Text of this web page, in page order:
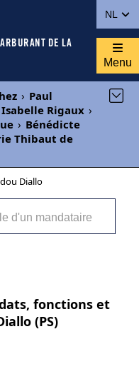
NL
DE LA
Menu
› Paul
Isabelle Rigaux ›
› Bénédicte
Thibaut de
Diallo
fonctions et
(PS)